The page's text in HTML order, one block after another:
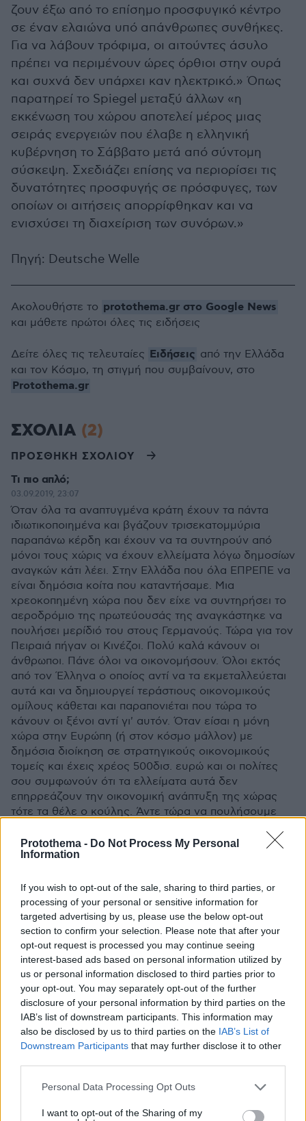
Protothema - Do Not Process My Personal
Information
If you wish to opt-out of the sale, sharing to third parties, or
processing of your personal or sensitive information for
targeted advertising by us, please use the below opt-out
section to confirm your selection. Please note that after your
opt-out request is processed you may continue seeing
interest-based ads based on personal information utilized by
us or personal information disclosed to third parties prior to
your opt-out. You may separately opt-out of the further
disclosure of your personal information by third parties on the
IAB’s list of downstream participants. This information may
also be disclosed by us to third parties on the IAB’s List of
Downstream Participants that may further disclose it to other
Please note that this website/app uses one or more Google
not limited to your visit or usage behaviour. You may click to
Personal Data Processing Opt Outs
I want to opt-out of the Sharing of my
ζουν έξω από το επίσημο προσφυγικό κέντρο
σε έναν ελαιώνα υπό απάνθρωπες συνθήκες.
Για να λάβουν τρόφιμα, οι αιτούντες άσυλο
πρέπει να περιμένουν ώρες όρθιοι στην ουρά
και συχνά δεν υπάρχει καν ηλεκτρικό.» Όπως
παρατηρεί το Spiegel μεταξύ άλλων «η
εκκένωση του χώρου αποτελεί μέρος μιας
σειράς ενεργειών που έλαβε η ελληνική
κυβέρνηση το Σάββατο μετά από σύντομη
σύσκεψη. Σχεδιάζει επίσης να περιορίσει τις
δυνατότητες προσφυγής σε πρόσφυγες, των
οποίων οι αιτήσεις απορρίφθηκαν και να
ενισχύσει τη διαχείριση των συνόρων.»
Πηγή: Deutsche Welle
Ακολουθήστε το protothema.gr στο Google News
και μάθετε πρώτοι όλες τις ειδήσεις
Δείτε όλες τις τελευταίες Ειδήσεις από την Ελλάδα
και τον Κόσμο, τη στιγμή που συμβαίνουν, στο
Protothema.gr
ΣΧΟΛΙΑ (2)
ΠΡΟΣΘΗΚΗ ΣΧΟΛΙΟΥ
Τι πιο απλό;
03.09.2019, 23:07
Όταν όλα τα αναπτυγμένα κράτη έχουν τα πάντα
ιδιωτικοποιημένα και βγάζουν τρισεκατομμύρια
παραπάνω κέρδη και έχουν να τα συντηρούν από
μόνοι τους χώρις να έχουν ελλείματα λόγω δημοσίων
αναγκών κάτι λέει. Στην Ελλάδα που όλα ΕΠΡΕΠΕ να
είναι δημόσια κοίτα που καταντήσαμε. Μια
χρεοκοπημένη χώρα που δεν είχε να συντηρήσει το
αεροδρόμιο της πρωτεύουσάς της αναγκάστηκε να
πουλήσει μερίδιό του στους Γερμανούς. Τώρα για τον
Πειραιά πήγαν οι Κινέζοι. Πολύ καλά κάνουν οι
άνθρωποι. Πάνε όλοι να οικονομήσουν. Όλοι εκτός
από τον Έλληνα ο οποίος αντί να τα εκμεταλλεύεται
αυτά και να δημιουργεί τεράστιους οικονομικούς
ομίλους κάθεται και παραπονιέται που τώρα το
κάνουν οι ξένοι αντί γι' αυτόν. Όταν είσαι η μόνη
χώρα στην Ευρώπη (ή στον κόσμο μάλλον) με
δημόσια διοίκηση σε στρατηγικούς οικονομικούς
τομείς και έχεις χρέος 500δισ. ευρώ και οι πολίτες
σου συμφωνούν ότι τα ελλείματα αυτά δεν
επηρρεάζουν την οικονομική ανάπτυξη της χώρας
τότε τα θέλε ο κούλης. Άντε τώρα να πουλήσουμε
να τα αξιοποιήσει ο Έλληνας ιδιώτης ώστε να χτίσει
εταιρείες κολλοσούς και να αυξήσει την οικονομική
άλλη μια φορά!
ΑΠΑΝΤΗΣΗ
ΕΓΩ Ο ΜΠΑΡΟΥΦΑΚΗΣ
03.09.2019, 09:19
ΕΝ ΟΨΗ ΜΑΙΜΟΥ MASTER PLAN !ΠΟΣΑ ΠΗΡΑΝ Η
ΓΕΡΜΑΝΟΙ ΓΙΑ ΤΗΝ ΔΙΑΦΗΜΗΣΗ ΜΕΣΟ ΑΡΘΡΟΥ!
ΟΧΙ ΑΛΛΟ ΚΑΡΒΟΥΝΟ!
ΑΠΑΝΤΗΣΗ
ΠΡΟΣΘΗΚΗ ΣΧΟΛΙΟΥ